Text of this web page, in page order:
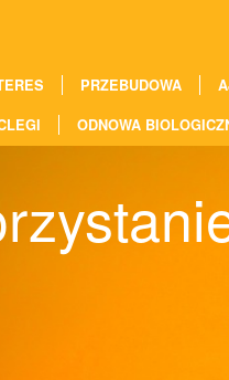
PRZEBUDOWA
ODNOWA